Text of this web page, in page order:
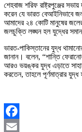
শেহবাজ শরিফ রাষ্ট্রপুঞ্জের
করেন যে ভারত বেআইনিভাবে
আমাদের ২৪ কোটি মানুষের
জলচুক্তি লঙ্ঘন হল যুদ্ধের
ভারত-পাকিস্তানের যুদ্ধ
জানান। বলেন, “শান্তি
আরও ভয়ঙ্কর যুদ্ধ এড়াতে
করতেন, তাহলে পূর্ণমাত্রার
Facebook